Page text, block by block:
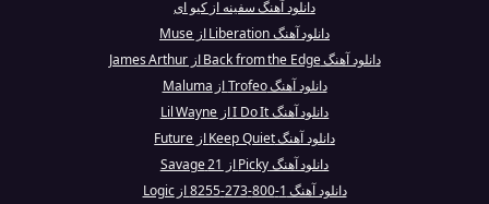
دانلود آهنگ سفینه از کیو ای
دانلود آهنگ Liberation از Muse
دانلود آهنگ Back from the Edge از James Arthur
دانلود آهنگ Trofeo از Maluma
دانلود آهنگ I Do It از Lil Wayne
دانلود آهنگ Keep Quiet از Future
دانلود آهنگ Picky از 21 Savage
دانلود آهنگ 1-800-273-8255 از Logic